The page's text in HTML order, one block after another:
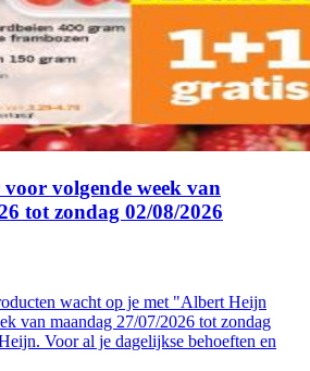
volgende week van
tot zondag 02/08/2026
wacht op je met "Albert Heijn
van maandag 27/07/2026 tot zondag
Voor al je dagelijkse behoeften en